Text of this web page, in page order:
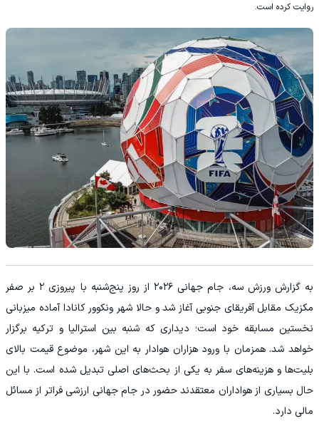
روایت کرده است.
به گزارش ورزش سه، جام جهانی ۲۰۲۶ از روز پنج‌شنبه با پیروزی ۲ بر صفر
مکزیک مقابل آفریقای جنوبی آغاز شد و حالا شهر ونکوور کانادا آماده میزبانی
نخستین مسابقه خود است؛ دیداری که شنبه بین استرالیا و ترکیه برگزار
خواهد شد. همزمان با ورود هزاران هوادار به این شهر، موضوع قیمت بالای
بلیت‌ها و هزینه‌های سفر به یکی از بحث‌های اصلی تبدیل شده است. با این
حال بسیاری از هواداران معتقدند حضور در جام جهانی ارزشی فراتر از مسائل
مالی دارد.